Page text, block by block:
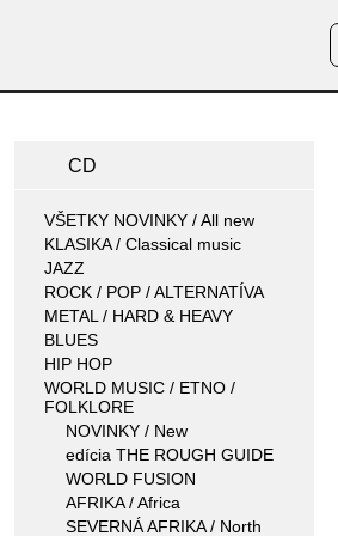
CD
VŠETKY NOVINKY / All new
KLASIKA / Classical music
JAZZ
ROCK / POP / ALTERNATÍVA
METAL / HARD & HEAVY
BLUES
HIP HOP
WORLD MUSIC / ETNO /
FOLKLORE
NOVINKY / New
edícia THE ROUGH GUIDE
WORLD FUSION
AFRIKA / Africa
SEVERNÁ AFRIKA / North